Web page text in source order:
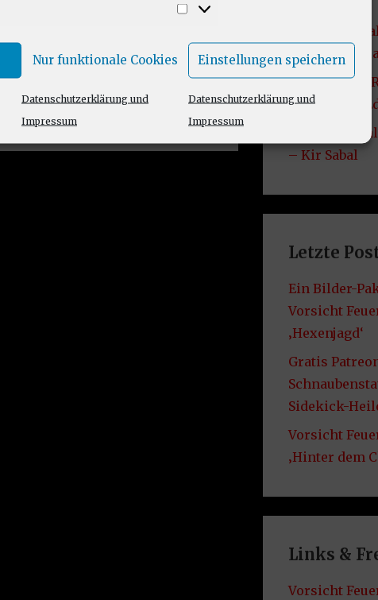
Nur funktionale Cookies Einstellungen speichern
Datenschutzerklärung und
Impressum
Datenschutzerklärung und
Impressum
VF49:
20 – Die
VF48: Lore –
2014er D&D
VF47:
– Kir Sabal
Letzte
Ein Bilder-
Vorsicht
‚Hexenjagd‘
Gratis
Sidekick-
Vorsicht
‚Hinter dem
Links &
Vorsicht